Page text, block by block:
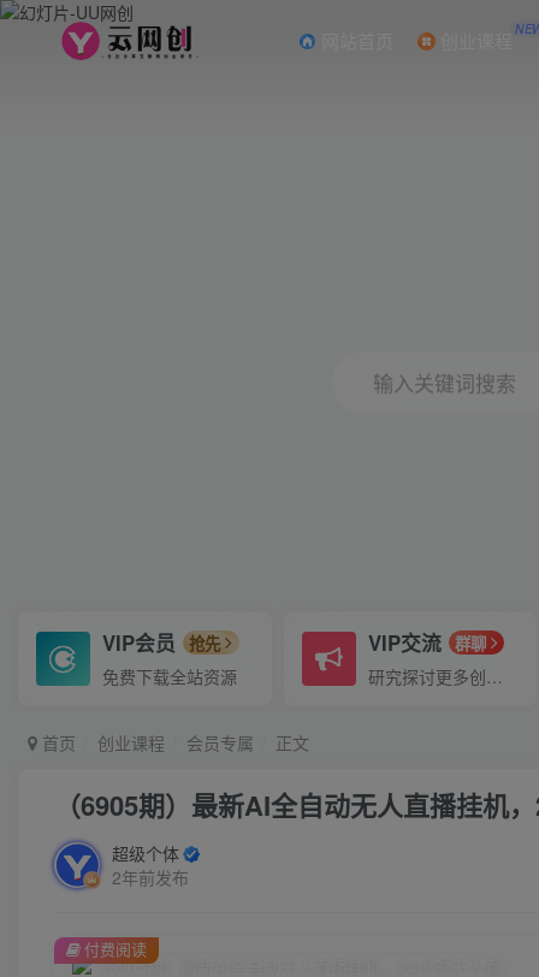
创业课程
输入关键词搜索
VIP会员 抢先
免费下载全站资源
VIP交流 群聊
研究探讨更多创业项目路子。
首页 创业课程 会员专属 正文
（6905期）最新AI全自动无人直播挂机
超级个体
2年前发布
付费阅读